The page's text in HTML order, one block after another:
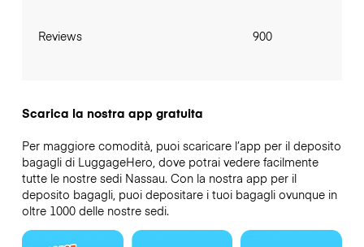
Reviews 900
Scarica la nostra app gratuita
Per maggiore comodità, puoi scaricare l’app per il deposito
bagagli di LuggageHero, dove potrai vedere facilmente
tutte le nostre sedi Nassau. Con la nostra app per il
deposito bagagli, puoi depositare i tuoi bagagli ovunque in
oltre 1000 delle nostre sedi.